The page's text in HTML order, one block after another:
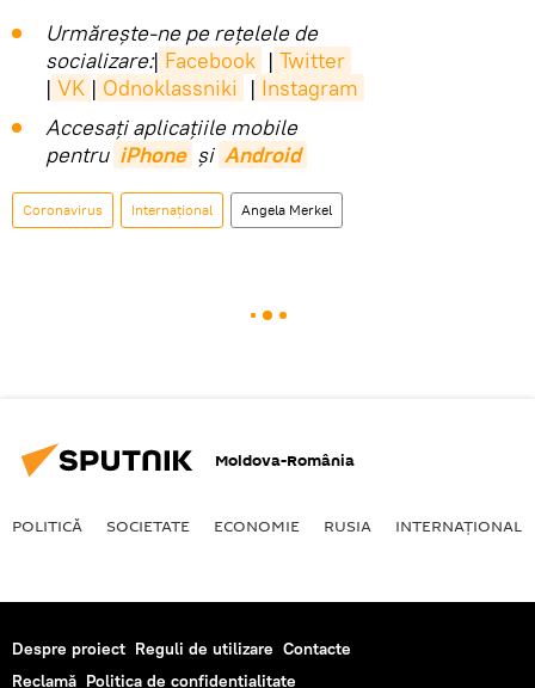
Urmărește-ne pe rețelele de
socializare:| Facebook | Twitter
| VK | Odnoklassniki | Instagram
Accesaţi aplicaţiile mobile
pentru iPhone și Android
Coronavirus Internaţional Angela Merkel
Moldova-România
POLITICĂ SOCIETATE ECONOMIE RUSIA INTERNAŢIONAL
Despre proiect Reguli de utilizare Contacte
Reclamă Politica de confidențialitate